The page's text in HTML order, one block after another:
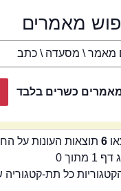
מאמרים
כשרים בלבד
6תוצאות העונות על
מתוך 0
כל תת-